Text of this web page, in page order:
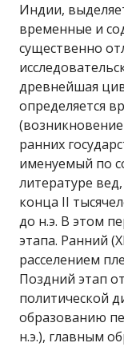
Индии,
временные и
существенно
древнейшая
определяется
ранних
именуемый по
литературе
конца II
до н.э. В этом
этапа. Ранний
расселением
Поздний этап
политической
образованию
н.э.), главным